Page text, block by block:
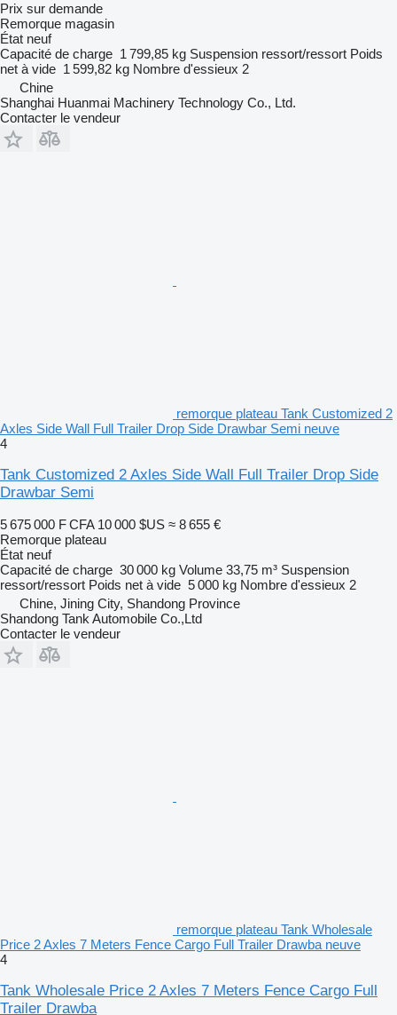
Prix sur demande
Remorque magasin
État neuf
Capacité de charge 1 799,85 kg Suspension ressort/ressort Poids
net à vide 1 599,82 kg Nombre d'essieux 2
Chine
Shanghai Huanmai Machinery Technology Co., Ltd.
Contacter le vendeur
remorque plateau Tank Customized 2
Axles Side Wall Full Trailer Drop Side Drawbar Semi neuve
4
Tank Customized 2 Axles Side Wall Full Trailer Drop Side
Drawbar Semi
5 675 000 F CFA 10 000 $US ≈ 8 655 €
Remorque plateau
État neuf
Capacité de charge 30 000 kg Volume 33,75 m³ Suspension
ressort/ressort Poids net à vide 5 000 kg Nombre d'essieux 2
Chine, Jining City, Shandong Province
Shandong Tank Automobile Co.,Ltd
Contacter le vendeur
remorque plateau Tank Wholesale
Price 2 Axles 7 Meters Fence Cargo Full Trailer Drawba neuve
4
Tank Wholesale Price 2 Axles 7 Meters Fence Cargo Full
Trailer Drawba